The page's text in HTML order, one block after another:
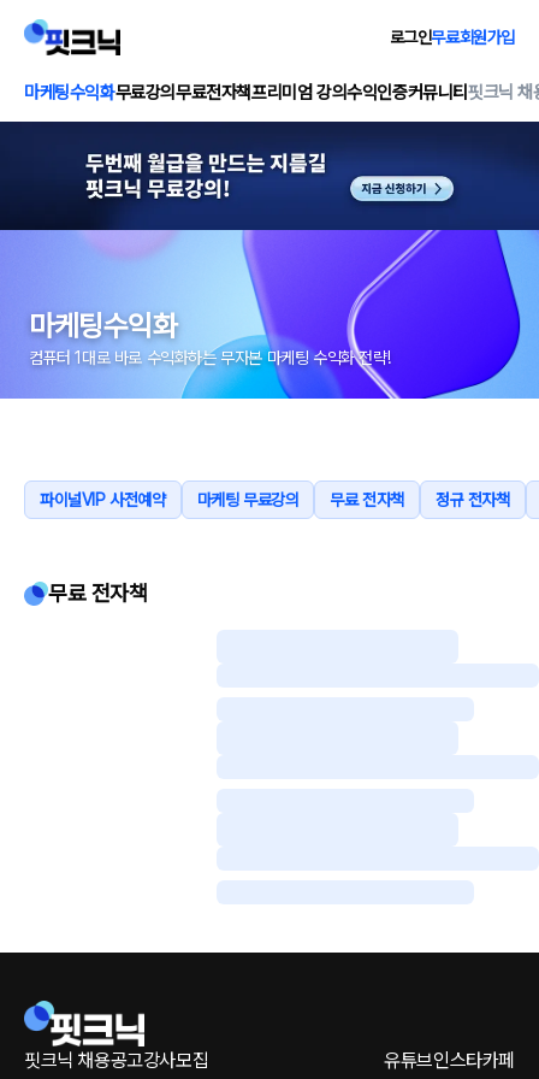
로그인무료회원가입
마케팅수익화무료강의무료전자책프리미엄 강의수익인증커뮤니티핏크닉 채
마케팅수익화
컴퓨터 1대로 바로 수익화하는 무자본 마케팅 수익화 전략!
파이널VIP 사전예약 마케팅 무료강의 무료 전자책 정규 전자책
무료 전자책
핏크닉 채용공고강사모집 유튜브인스타카페